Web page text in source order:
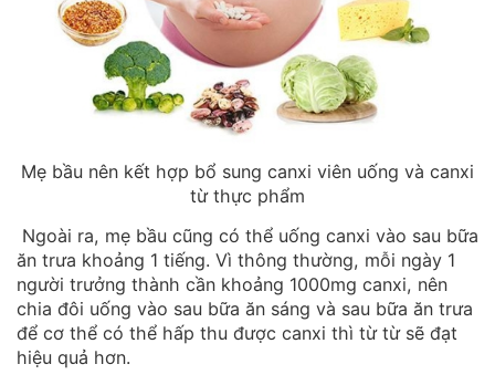
Mẹ bầu nên kết hợp bổ sung canxi viên uống và canxi
từ thực phẩm
Ngoài ra, mẹ bầu cũng có thể uống canxi vào sau bữa
ăn trưa khoảng 1 tiếng. Vì thông thường, mỗi ngày 1
người trưởng thành cần khoảng 1000mg canxi, nên
chia đôi uống vào sau bữa ăn sáng và sau bữa ăn trưa
để cơ thể có thể hấp thu được canxi thì từ từ sẽ đạt
hiệu quả hơn.